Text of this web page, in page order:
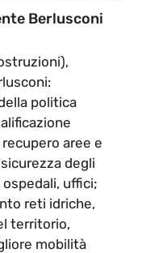
Berlusconi
politica
aree e
degli
uffici;
reti idriche,
territorio,
mobilità